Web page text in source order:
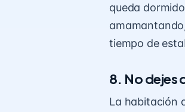
queda
tiempo de
8. No dejes
La habitación